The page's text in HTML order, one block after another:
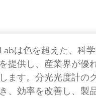
は色を超えた、科
提供し、産業界が優
ます。分光光度計の
、効率を改善し、製